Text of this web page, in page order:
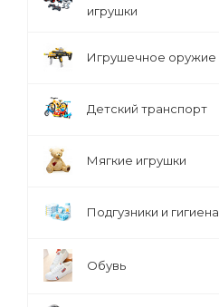
игрушки
Игрушечное оружие
Детский транспорт
Мягкие игрушки
Подгузники и гигиена
Обувь